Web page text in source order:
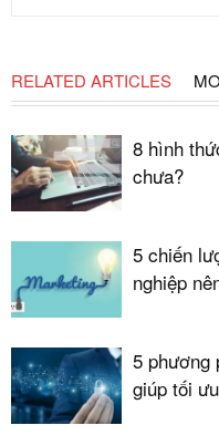
RELATED ARTICLES
8 hình
chưa?
5 chiến
nghiệp
5 phương
giúp tối